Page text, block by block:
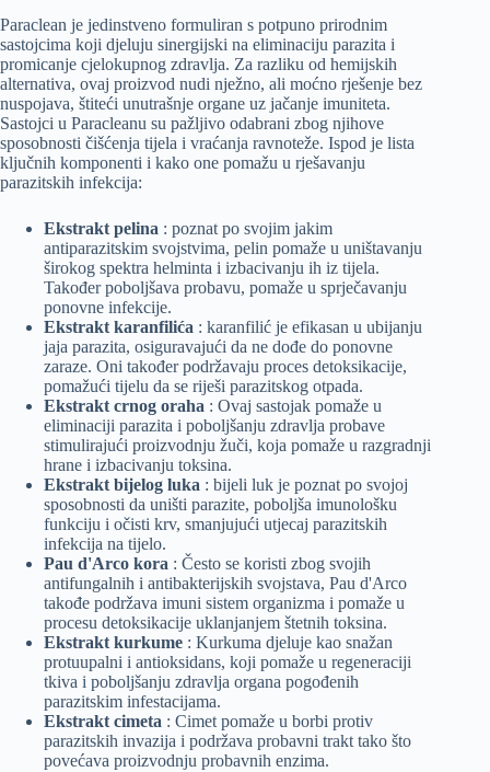
Paraclean je jedinstveno formuliran s potpuno prirodnim
sastojcima koji djeluju sinergijski na eliminaciju parazita i
promicanje cjelokupnog zdravlja. Za razliku od hemijskih
alternativa, ovaj proizvod nudi nježno, ali moćno rješenje bez
nuspojava, štiteći unutrašnje organe uz jačanje imuniteta.
Sastojci u Paracleanu su pažljivo odabrani zbog njihove
sposobnosti čišćenja tijela i vraćanja ravnoteže. Ispod je lista
ključnih komponenti i kako one pomažu u rješavanju
parazitskih infekcija:
Ekstrakt pelina : poznat po svojim jakim
antiparazitskim svojstvima, pelin pomaže u uništavanju
širokog spektra helminta i izbacivanju ih iz tijela.
Također poboljšava probavu, pomaže u sprječavanju
ponovne infekcije.
Ekstrakt karanfilića : karanfilić je efikasan u ubijanju
jaja parazita, osiguravajući da ne dođe do ponovne
zaraze. Oni također podržavaju proces detoksikacije,
pomažući tijelu da se riješi parazitskog otpada.
Ekstrakt crnog oraha : Ovaj sastojak pomaže u
eliminaciji parazita i poboljšanju zdravlja probave
stimulirajući proizvodnju žuči, koja pomaže u razgradnji
hrane i izbacivanju toksina.
Ekstrakt bijelog luka : bijeli luk je poznat po svojoj
sposobnosti da uništi parazite, poboljša imunološku
funkciju i očisti krv, smanjujući utjecaj parazitskih
infekcija na tijelo.
Pau d'Arco kora : Često se koristi zbog svojih
antifungalnih i antibakterijskih svojstava, Pau d'Arco
takođe podržava imuni sistem organizma i pomaže u
procesu detoksikacije uklanjanjem štetnih toksina.
Ekstrakt kurkume : Kurkuma djeluje kao snažan
protuupalni i antioksidans, koji pomaže u regeneraciji
tkiva i poboljšanju zdravlja organa pogođenih
parazitskim infestacijama.
Ekstrakt cimeta : Cimet pomaže u borbi protiv
parazitskih invazija i podržava probavni trakt tako što
povećava proizvodnju probavnih enzima.